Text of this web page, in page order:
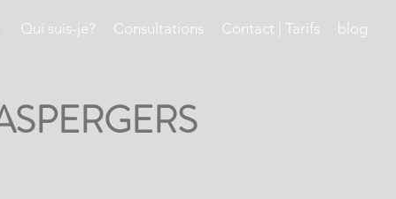
Qui suis-je? Consultations Contact | Tarifs blog